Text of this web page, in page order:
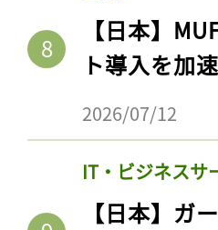
【日本】
ト導入を加
2026/07/12
IT・ビジネスサ
【日本】